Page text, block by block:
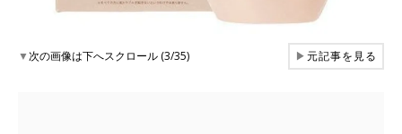
▼次の画像は下へスクロール (3/35) ▶元記事を見る